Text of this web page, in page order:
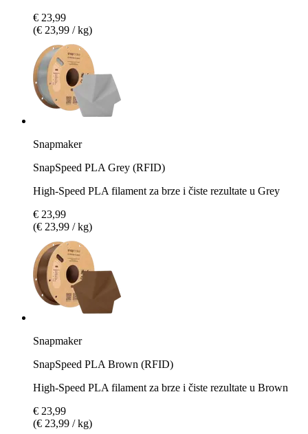
€ 23,99
(€ 23,99 / kg)
Snapmaker
SnapSpeed PLA Grey (RFID)
High-Speed PLA filament za brze i čiste rezultate u Grey
€ 23,99
(€ 23,99 / kg)
Snapmaker
SnapSpeed PLA Brown (RFID)
High-Speed PLA filament za brze i čiste rezultate u Brown
€ 23,99
(€ 23,99 / kg)